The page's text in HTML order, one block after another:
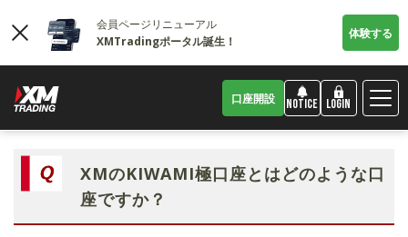
会員ページリニューアル
XMTradingポータル誕生！
体験する
口座開設 NOTICE LOGIN
XMのKIWAMI極口座とはどのような口
座ですか？